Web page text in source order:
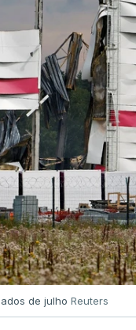
de julho Reuters